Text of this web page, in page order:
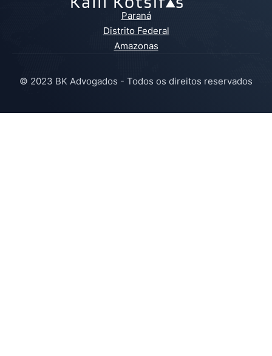
Paraná
Distrito Federal
Amazonas
© 2023 BK Advogados - Todos os direitos reservados